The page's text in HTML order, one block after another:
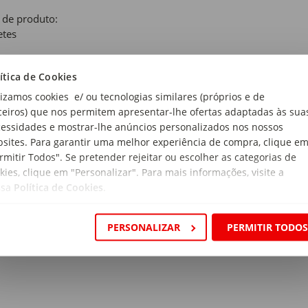
de Cookies
cookies e/ ou tecnologias similares (próprios e de
que nos permitem apresentar-lhe ofertas adaptadas às
e mostrar-lhe anúncios personalizados nos nossos
Para garantir uma melhor experiência de compra, clique em
Todos". Se pretender rejeitar ou escolher as categorias de
clique em "Personalizar". Para mais informações, visite a
Política de Cookies
PERSONALIZAR PERMITIR TODOS
produto:
Recomendada:
x Comprimento: 23 x 31,5cm